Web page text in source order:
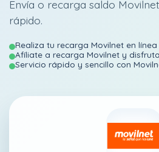
Envía o recarga saldo
rápido.
Realiza tu recarga Movilnet en
Afíliate a recarga Movilnet y
Servicio rápido y sencillo con